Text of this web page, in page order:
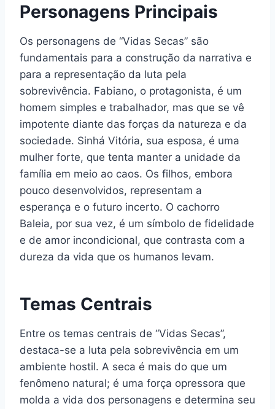
Personagens Principais
Os personagens de “Vidas Secas” são
fundamentais para a construção da narrativa e
para a representação da luta pela
sobrevivência. Fabiano, o protagonista, é um
homem simples e trabalhador, mas que se vê
impotente diante das forças da natureza e da
sociedade. Sinhá Vitória, sua esposa, é uma
mulher forte, que tenta manter a unidade da
família em meio ao caos. Os filhos, embora
pouco desenvolvidos, representam a
esperança e o futuro incerto. O cachorro
Baleia, por sua vez, é um símbolo de fidelidade
e de amor incondicional, que contrasta com a
dureza da vida que os humanos levam.
Temas Centrais
Entre os temas centrais de “Vidas Secas”,
destaca-se a luta pela sobrevivência em um
ambiente hostil. A seca é mais do que um
fenômeno natural; é uma força opressora que
molda a vida dos personagens e determina seu